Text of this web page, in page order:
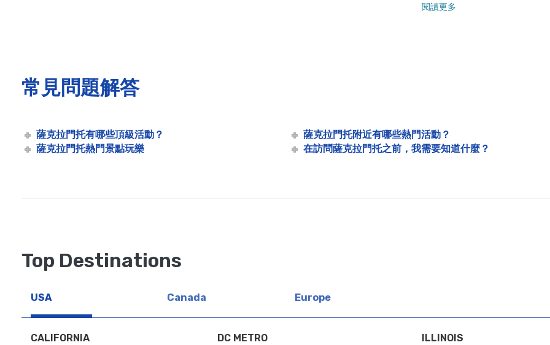
薩克拉門托幽靈萬聖節河遊船 |城市體驗
薩克拉門托聖派翠克日遊船 |2020 聖派翠克節 |城市體驗
薩克拉門托的景點和啜飲遊船（所有年齡段） |城市游輪 ™
Spooky Rock the Yacht Cruise in Sacramento
薩克拉門托的情人節
閱讀更多
常見問題解答
薩克拉門托有哪些頂級活動？
薩克拉門托熱門景點玩樂
薩克拉門托附近有哪些熱門活動？
在訪問薩克拉門托之前，我需要知道什麼？
Top Destinations
USA Canada Europe
CALIFORNIA DC METRO ILLINOIS